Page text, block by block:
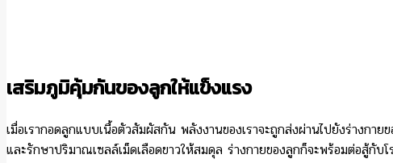
เสริมภูมิคุ้มกันของลูกให้แข็งแรง
เมื่อเรากอดลูกแบบเนื้อตัวสัมผัสกัน พลังงานของเราจะถูกส่งผ่านไปยังร่างกาย
และรักษาปริมาณเซลล์เม็ดเลือดขาวให้สมดุล ร่างกายของลูกก็จะพร้อมต่อสู้กับโ